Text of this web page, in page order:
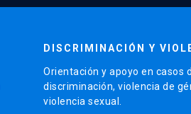
DISCRIMINACIÓN Y
Orientación y apoyo en casos
discriminación, violencia de
violencia sexual.